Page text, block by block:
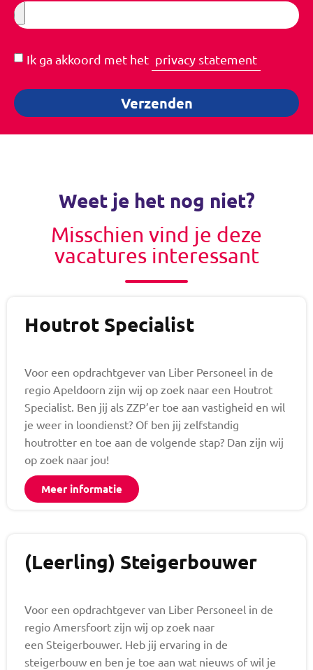
Ik ga akkoord met het privacy statement
Verzenden
Weet je het nog niet?
Misschien vind je deze
vacatures interessant
Houtrot Specialist
Voor een opdrachtgever van Liber Personeel in de
regio Apeldoorn zijn wij op zoek naar een Houtrot
Specialist. Ben jij als ZZP’er toe aan vastigheid en wil
je weer in loondienst? Of ben jij zelfstandig
houtrotter en toe aan de volgende stap? Dan zijn wij
op zoek naar jou!
Meer informatie
(Leerling) Steigerbouwer
Voor een opdrachtgever van Liber Personeel in de
regio Amersfoort zijn wij op zoek naar
een Steigerbouwer. Heb jij ervaring in de
steigerbouw en ben je toe aan wat nieuws of wil je